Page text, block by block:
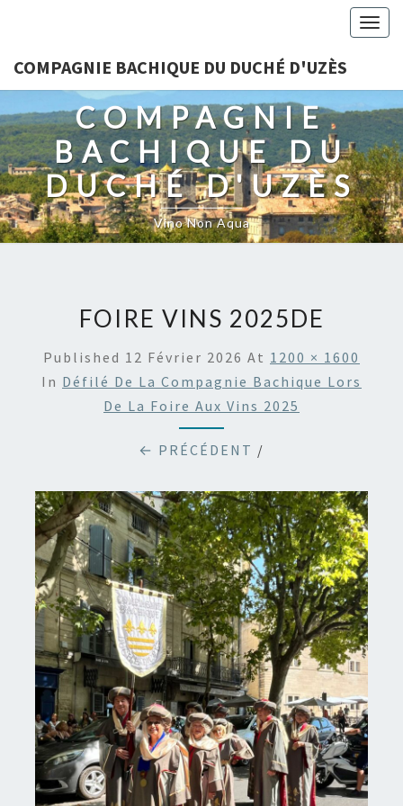
COMPAGNIE BACHIQUE DU DUCHÉ D'UZÈS
COMPAGNIE
BACHIQUE DU
DUCHÉ D'UZÈS
Vino Non Aqua
FOIRE VINS 2025DE
Published 12 Février 2026 At 1200 × 1600
In Défilé De La Compagnie Bachique Lors
De La Foire Aux Vins 2025
← PRÉCÉDENT /